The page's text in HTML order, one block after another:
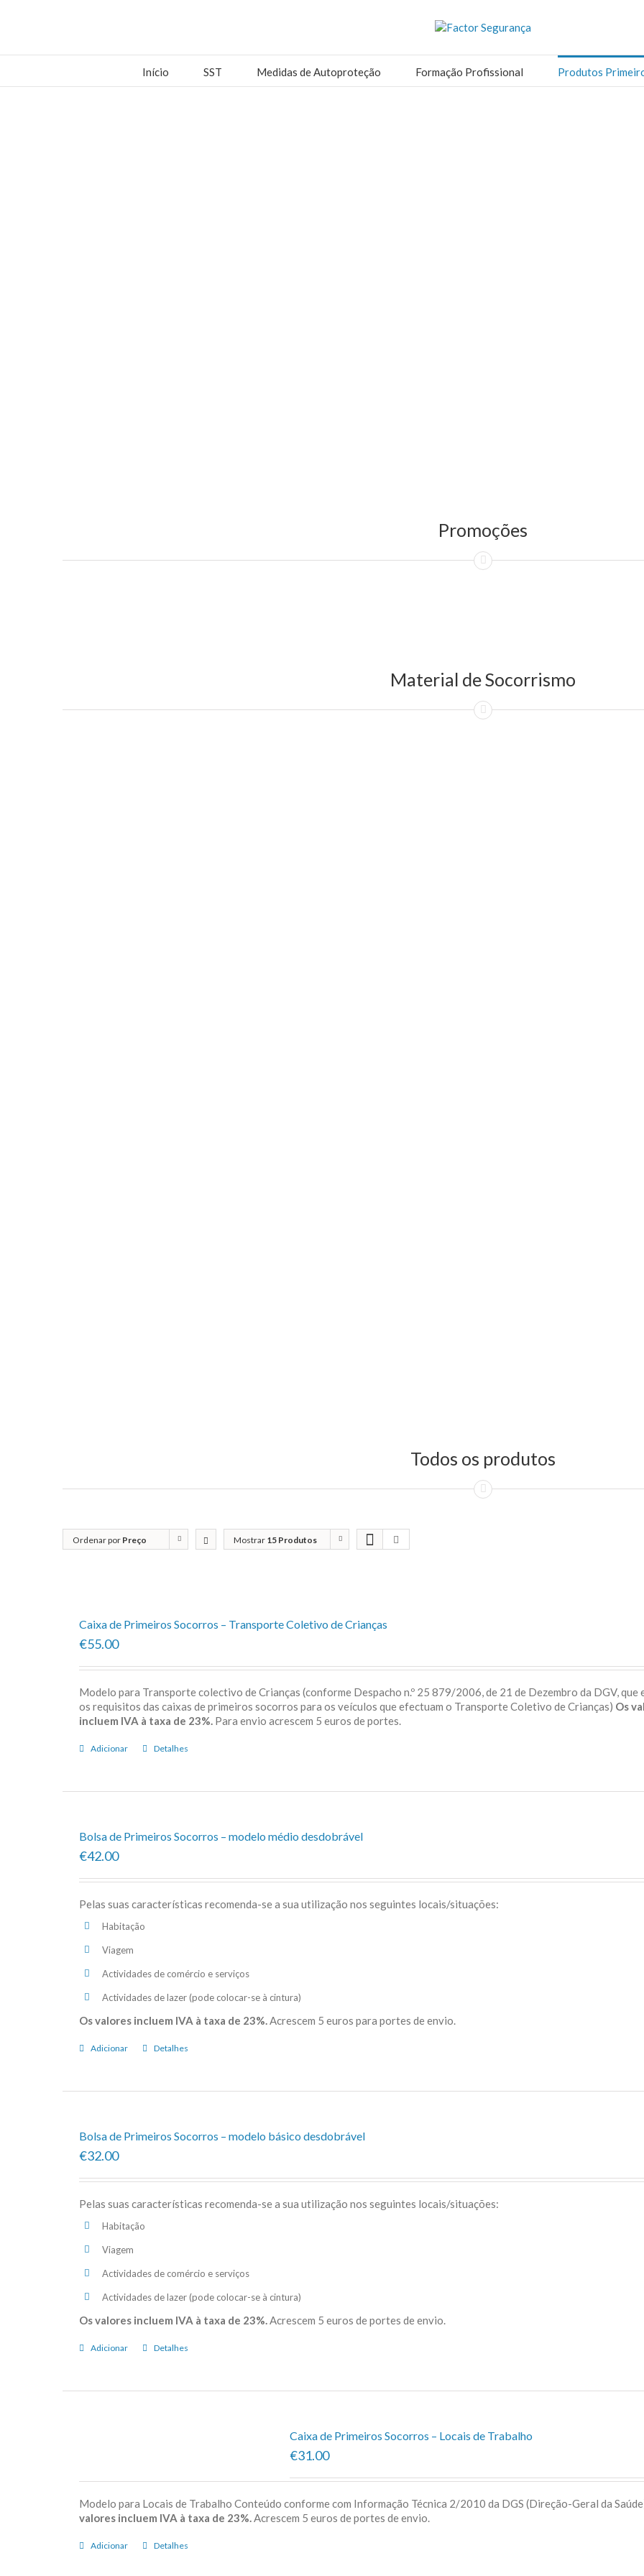
Início SST Medidas de Autoproteção Formação Profissional Produtos
Promoções
Material de Socorrismo
Todos os produtos
Ordenar por Preço Mostrar 15 Produtos
Caixa de Primeiros Socorros – Transporte Coletivo de Crianças
€55.00
Modelo para Transporte colectivo de Crianças (conforme Despacho n.º 25 879/2006, de 21 de Dezembro da DGV, que
os requisitos das caixas de primeiros socorros para os veículos que efectuam o Transporte Coletivo de Crianças) Os
incluem IVA à taxa de 23%. Para envio acrescem 5 euros de portes.
Adicionar Detalhes
Bolsa de Primeiros Socorros – modelo médio desdobrável
€42.00
Pelas suas características recomenda-se a sua utilização nos seguintes locais/situações:
Habitação
Viagem
Actividades de comércio e serviços
Actividades de lazer (pode colocar-se à cintura)
Os valores incluem IVA à taxa de 23%. Acrescem 5 euros para portes de envio.
Adicionar Detalhes
Bolsa de Primeiros Socorros – modelo básico desdobrável
€32.00
Pelas suas características recomenda-se a sua utilização nos seguintes locais/situações:
Habitação
Viagem
Actividades de comércio e serviços
Actividades de lazer (pode colocar-se à cintura)
Os valores incluem IVA à taxa de 23%. Acrescem 5 euros de portes de envio.
Adicionar Detalhes
Caixa de Primeiros Socorros – Locais de Trabalho
€31.00
Modelo para Locais de Trabalho Conteúdo conforme com Informação Técnica 2/2010 da DGS (Direção-Geral da
valores incluem IVA à taxa de 23%. Acrescem 5 euros de portes de envio.
Adicionar Detalhes